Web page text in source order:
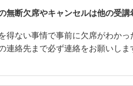
無断欠席やキャンセルは他の受
得ない事情で事前に欠席がわか
連絡先まで必ず連絡をお願いしま